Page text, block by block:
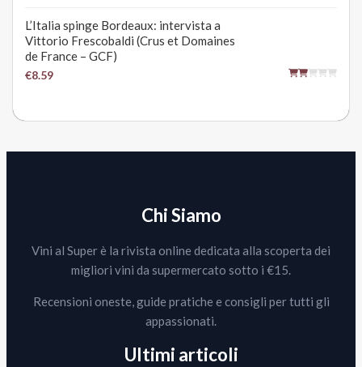
L’Italia spinge Bordeaux: intervista a
Vittorio Frescobaldi (Crus et Domaines
de France – GCF)
€8.59
Chi Siamo
Vini al Super è la rivista online dedicata alla scoperta dei
migliori vini da supermercato sotto i €15.
Recensioni oneste, guide pratiche e consigli per tutti gli
appassionati.
Ultimi articoli